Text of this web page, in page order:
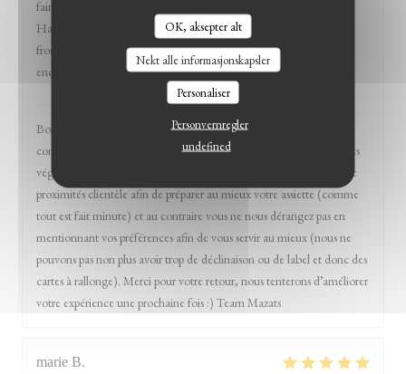
OK, aksepter alt
Nekt alle informasjonskapsler
Personaliser
Personvernregler
undefined
faire en allant dans des restos pré-sélectionnés sur l'application
HappyCow). C'était très bon (et on s'est redistribué le beignet au
fromage problématique, pas de soucis) et l'expérience pourrait être
encore plus détente.
has responded to the review
Bonjour Sophie et merci pour votre venue chez nous et
commentaires. Nous avons effectivement pas mal de produits / plats
végétaliens tout effectivement en discutant avec nos clients et notre
proximités clientèle afin de préparer au mieux votre assiette (comme
tout est fait minute) et au contraire vous ne nous dérangez pas en
mentionnant vos préférences afin de vous servir au mieux (nous ne
pouvons pas non plus avoir trop de déclinaison ou de label et donc des
cartes à rallonge). Merci pour votre retour, nous tenterons d’améliorer
votre expérience une prochaine fois :) Team Mazats
marie B